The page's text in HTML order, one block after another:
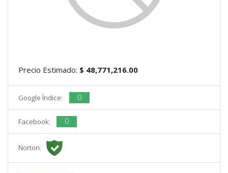
Precio Estimado: $ 48,771,216.00
Google Índice: 0
Facebook: 0
Norton: